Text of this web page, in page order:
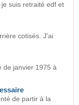
suis retraité edf et
cotisés. J'ai
de janvier 1975 à
de partir à la